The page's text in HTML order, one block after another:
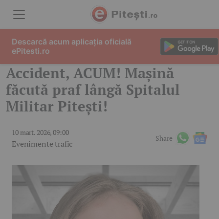
Accident, ACUM! Mașină
făcută praf lângă Spitalul
Militar Pitești!
10 mart. 2026, 09:00
Evenimente trafic
Share
Descarcă acum aplicația oficială
ePitesti.ro